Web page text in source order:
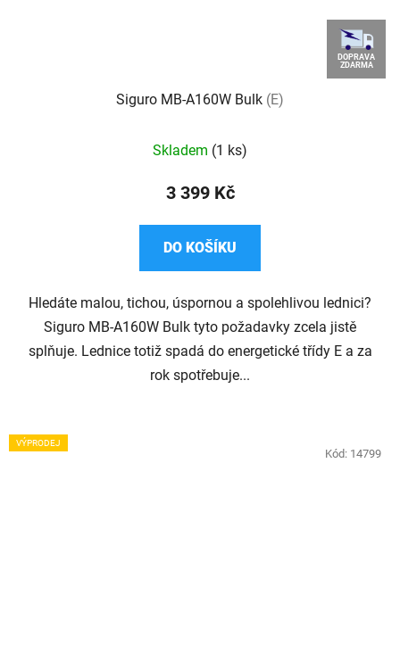
DOPRAVA
ZDARMA
Siguro MB-A160W Bulk (E)
Skladem (1 ks)
3 399 Kč
DO KOŠÍKU
Hledáte malou, tichou, úspornou a spolehlivou lednici?
Siguro MB-A160W Bulk tyto požadavky zcela jistě
splňuje. Lednice totiž spadá do energetické třídy E a za
rok spotřebuje...
VÝPRODEJ
Kód: 14799